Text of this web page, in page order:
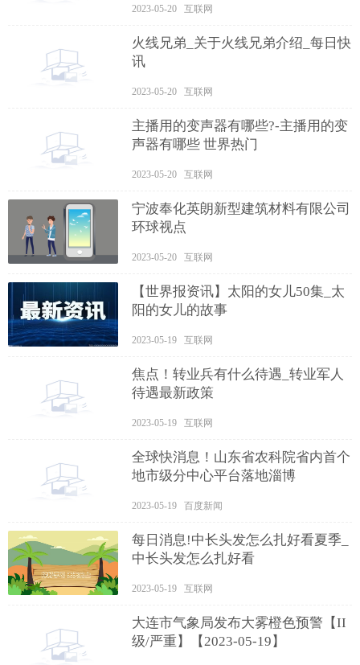
2023-05-20 互联网
火线兄弟_关于火线兄弟介绍_每日快
讯
2023-05-20 互联网
主播用的变声器有哪些?-主播用的变
声器有哪些 世界热门
2023-05-20 互联网
宁波奉化英朗新型建筑材料有限公司
环球视点
2023-05-20 互联网
【世界报资讯】太阳的女儿50集_太
阳的女儿的故事
2023-05-19 互联网
焦点！转业兵有什么待遇_转业军人
待遇最新政策
2023-05-19 互联网
全球快消息！山东省农科院省内首个
地市级分中心平台落地淄博
2023-05-19 百度新闻
每日消息!中长头发怎么扎好看夏季_
中长头发怎么扎好看
2023-05-19 互联网
大连市气象局发布大雾橙色预警【II
级/严重】【2023-05-19】